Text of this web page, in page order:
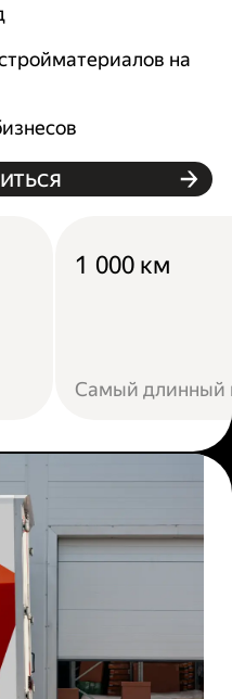
на
1 000 км
Самый длинный